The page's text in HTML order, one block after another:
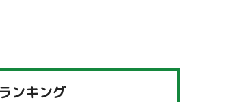
ランキング